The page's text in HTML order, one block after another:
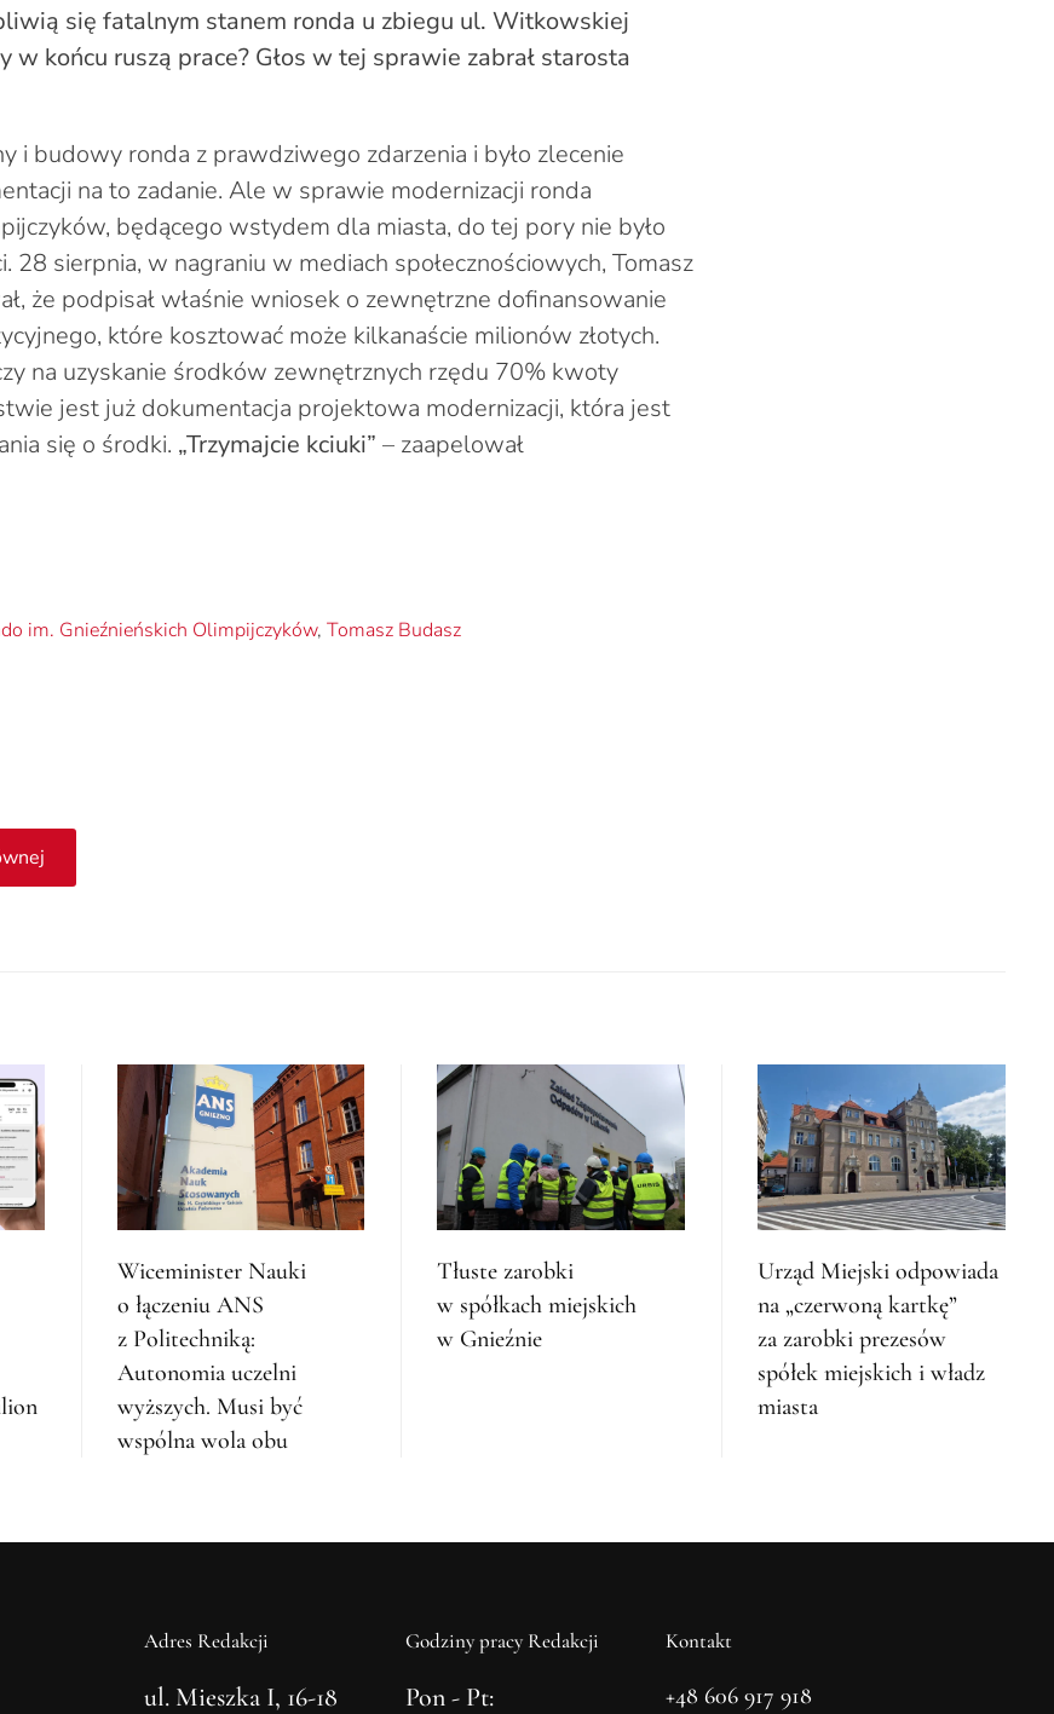
się fatalnym stanem ronda u zbiegu ul. Witkowskiej
w końcu ruszą prace? Głos w tej sprawie zabrał starosta
i budowy ronda z prawdziwego zdarzenia i było zlecenie
na to zadanie. Ale w sprawie modernizacji ronda
będącego wstydem dla miasta, do tej pory nie było
28 sierpnia, w nagraniu w mediach społecznościowych, Tomasz
że podpisał właśnie wniosek o zewnętrzne dofinansowanie
które kosztować może kilkanaście milionów złotych.
na uzyskanie środków zewnętrznych rzędu 70% kwoty
jest już dokumentacja projektowa modernizacji, która jest
się o środki. „Trzymajcie kciuki” – zaapelował
im. Gnieźnieńskich Olimpijczyków, Tomasz Budasz
Wiceminister Nauki
o łączeniu ANS
z Politechniką:
Autonomia uczelni
wyższych. Musi być
wspólna wola obu
Tłuste zarobki
w spółkach miejskich
w Gnieźnie
Urząd Miejski odpowiada
na „czerwoną kartkę”
za zarobki prezesów
spółek miejskich i władz
miasta
Adres Redakcji
ul. Mieszka I, 16-18
Godziny pracy Redakcji
Pon - Pt:
Kontakt
+48 606 917 918